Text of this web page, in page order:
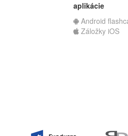
aplikácie
Android
Záložky iOS